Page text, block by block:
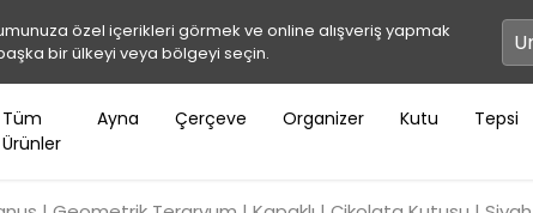
özel içerikleri görmek ve online alışveriş yapmak
bir ülkeyi veya bölgeyi seçin.
Tüm
Ürünler
Ayna Çerçeve Organizer Kutu Tepsi